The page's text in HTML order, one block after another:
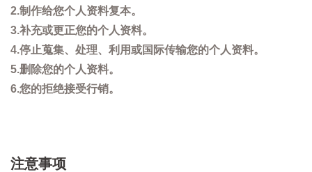
2.制作给您个人资料复本。
3.补充或更正您的个人资料。
4.停止蒐集、处理、利用或国际传输您的个人资料。
5.删除您的个人资料。
6.您的拒绝接受行销。
注意事项